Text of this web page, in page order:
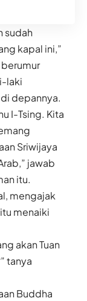
sudah
kapal ini,”
laki
depannya.
I-Tsing. Kita
Sriwijaya
jawab
itu.
mengajak
menaiki
akan Tuan
tanya
Buddha